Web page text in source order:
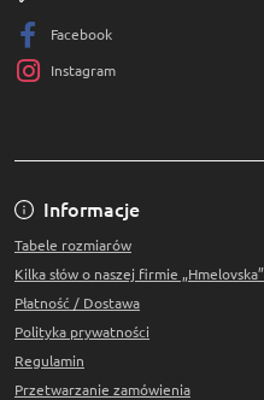
Informacje
Tabele rozmiarów
Kilka słów o naszej firmie „Hmelovska”
Płatność / Dostawa
Polityka prywatności
Regulamin
Przetwarzanie zamówienia
Facebook
Instagram